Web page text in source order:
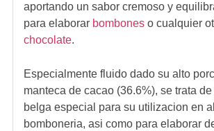
aportando un sabor cremoso y
para elaborar bomboneso cualquier
chocolate.
Especialmente fluido dado su alto
manteca de cacao (36.6%), se trata
belga especial para su utilizacion en
bomboneria, asi como para elaborar